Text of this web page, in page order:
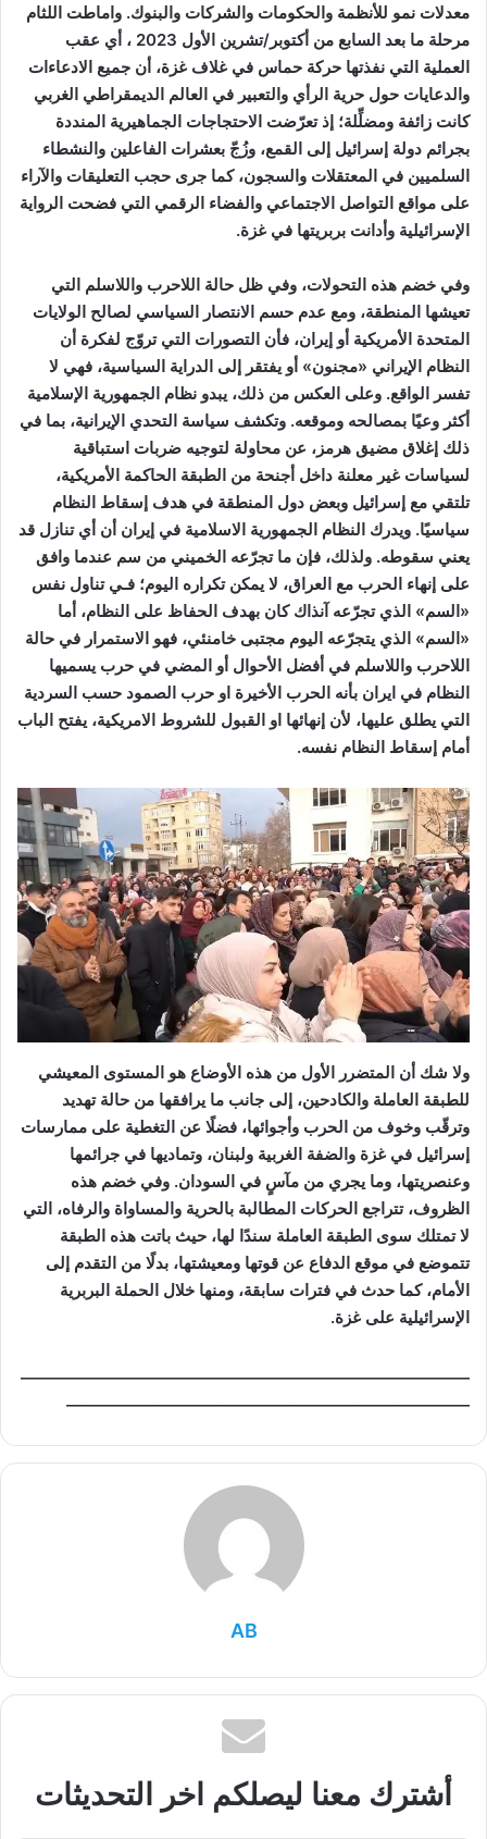
معدلات نمو للأنظمة والحكومات والشركات والبنوك. واماطت اللثام
مرحلة ما بعد السابع من أكتوبر/تشرين الأول 2023 ، أي عقب
العملية التي نفذتها حركة حماس في غلاف غزة، أن جميع الادعاءات
والدعايات حول حرية الرأي والتعبير في العالم الديمقراطي الغربي
كانت زائفة ومضلِّلة؛ إذ تعرّضت الاحتجاجات الجماهيرية المنددة
بجرائم دولة إسرائيل إلى القمع، وزُجّ بعشرات الفاعلين والنشطاء
السلميين في المعتقلات والسجون، كما جرى حجب التعليقات والآراء
على مواقع التواصل الاجتماعي والفضاء الرقمي التي فضحت الرواية
الإسرائيلية وأدانت بربريتها في غزة.
وفي خضم هذه التحولات، وفي ظل حالة اللاحرب واللاسلم التي
تعيشها المنطقة، ومع عدم حسم الانتصار السياسي لصالح الولايات
المتحدة الأمريكية أو إيران، فأن التصورات التي تروّج لفكرة أن
النظام الإيراني «مجنون» أو يفتقر إلى الدراية السياسية، فهي لا
تفسر الواقع. وعلى العكس من ذلك، يبدو نظام الجمهورية الإسلامية
أكثر وعيًا بمصالحه وموقعه. وتكشف سياسة التحدي الإيرانية، بما في
ذلك إغلاق مضيق هرمز، عن محاولة لتوجيه ضربات استباقية
لسياسات غير معلنة داخل أجنحة من الطبقة الحاكمة الأمريكية،
تلتقي مع إسرائيل وبعض دول المنطقة في هدف إسقاط النظام
سياسيًا. ويدرك النظام الجمهورية الاسلامية في إيران أن أي تنازل قد
يعني سقوطه. ولذلك، فإن ما تجرّعه الخميني من سم عندما وافق
على إنهاء الحرب مع العراق، لا يمكن تكراره اليوم؛ فـي تناول نفس
«السم» الذي تجرّعه آنذاك كان بهدف الحفاظ على النظام، أما
«السم» الذي يتجرّعه اليوم مجتبى خامنئي، فهو الاستمرار في حالة
اللاحرب واللاسلم في أفضل الأحوال أو المضي في حرب يسميها
النظام في ايران بأنه الحرب الأخيرة او حرب الصمود حسب السردية
التي يطلق عليها، لأن إنهائها او القبول للشروط الامريكية، يفتح الباب
أمام إسقاط النظام نفسه.
ولا شك أن المتضرر الأول من هذه الأوضاع هو المستوى المعيشي
للطبقة العاملة والكادحين، إلى جانب ما يرافقها من حالة تهديد
وترقّب وخوف من الحرب وأجوائها، فضلًا عن التغطية على ممارسات
إسرائيل في غزة والضفة الغربية ولبنان، وتماديها في جرائمها
وعنصريتها، وما يجري من مآسٍ في السودان. وفي خضم هذه
الظروف، تتراجع الحركات المطالبة بالحرية والمساواة والرفاه، التي
لا تمتلك سوى الطبقة العاملة سندًا لها، حيث باتت هذه الطبقة
تتموضع في موقع الدفاع عن قوتها ومعيشتها، بدلًا من التقدم إلى
الأمام، كما حدث في فترات سابقة، ومنها خلال الحملة البربرية
الإسرائيلية على غزة.
AB
أشترك معنا ليصلكم اخر التحديثات